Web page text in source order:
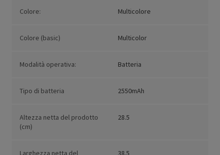
Colore: Multicolore
Colore (basic) Multicolor
Modalità operativa: Batteria
Tipo di batteria 2550mAh
Altezza netta del prodotto
(cm)
28.5
Larghezza netta del
38.5